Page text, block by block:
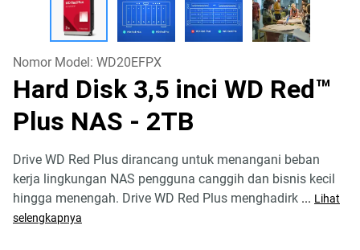
Nomor Model: WD20EFPX
Hard Disk 3,5 inci WD Red™
Plus NAS - 2TB
Drive WD Red Plus dirancang untuk menangani beban
kerja lingkungan NAS pengguna canggih dan bisnis kecil
hingga menengah. Drive WD Red Plus menghadirk ... Lihat
selengkapnya